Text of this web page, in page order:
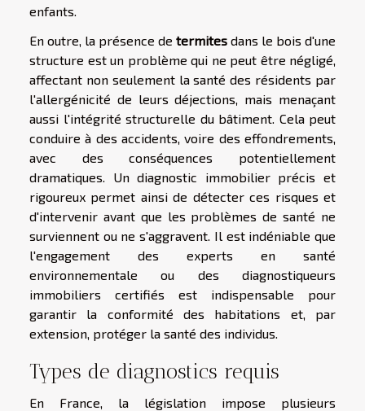
enfants.
En outre, la présence de termites dans le bois d'une
structure est un problème qui ne peut être négligé,
affectant non seulement la santé des résidents par
l'allergénicité de leurs déjections, mais menaçant
aussi l'intégrité structurelle du bâtiment. Cela peut
conduire à des accidents, voire des effondrements,
avec des conséquences potentiellement
dramatiques. Un diagnostic immobilier précis et
rigoureux permet ainsi de détecter ces risques et
d'intervenir avant que les problèmes de santé ne
surviennent ou ne s'aggravent. Il est indéniable que
l'engagement des experts en santé
environnementale ou des diagnostiqueurs
immobiliers certifiés est indispensable pour
garantir la conformité des habitations et, par
extension, protéger la santé des individus.
Types de diagnostics requis
En France, la législation impose plusieurs